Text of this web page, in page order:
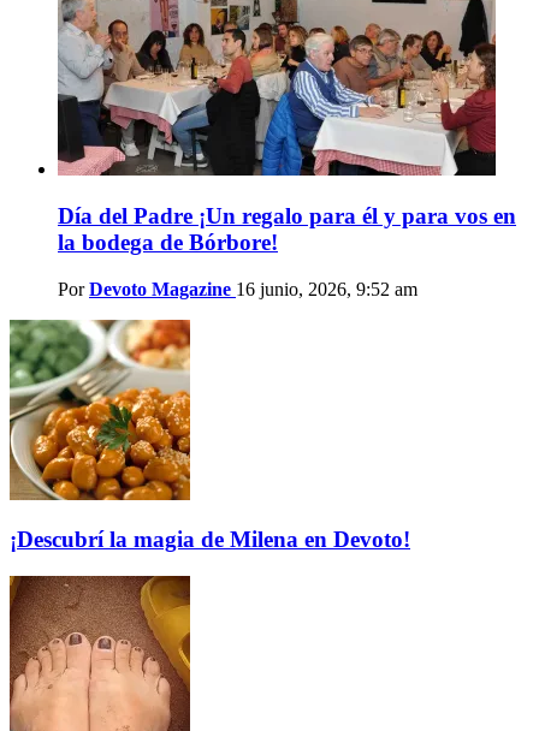
Día del Padre ¡Un regalo para él y para vos en
la bodega de Bórbore!
Por Devoto Magazine 16 junio, 2026, 9:52 am
¡Descubrí la magia de Milena en Devoto!